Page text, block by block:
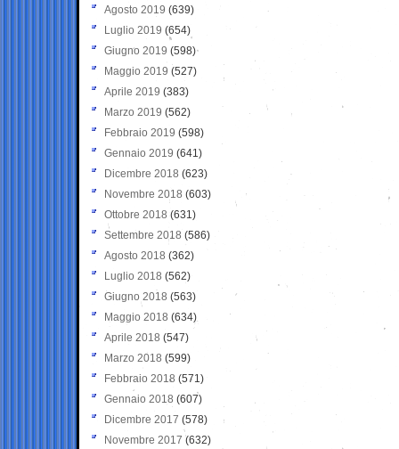
Agosto 2019 (639)
Luglio 2019 (654)
Giugno 2019 (598)
Maggio 2019 (527)
Aprile 2019 (383)
Marzo 2019 (562)
Febbraio 2019 (598)
Gennaio 2019 (641)
Dicembre 2018 (623)
Novembre 2018 (603)
Ottobre 2018 (631)
Settembre 2018 (586)
Agosto 2018 (362)
Luglio 2018 (562)
Giugno 2018 (563)
Maggio 2018 (634)
Aprile 2018 (547)
Marzo 2018 (599)
Febbraio 2018 (571)
Gennaio 2018 (607)
Dicembre 2017 (578)
Novembre 2017 (632)